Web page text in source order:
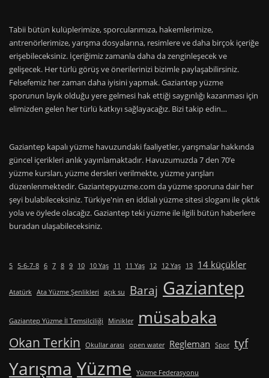
Tabii bütün kulüplerimize, sporcularımıza, hakemlerimize,
antrenörlerimize, yarışma dosyalarına, resimlere ve daha birçok içeriğe
erişebileceksiniz. İçeriğimiz zamanla daha da zenginleşecek ve
gelişecek. Her türlü görüş ve önerilerinizi bizimle paylaşabilirsiniz.
Felsefemiz her zaman daha iyisini yapmak. Gaziantep yüzme
sporunun layık olduğu yere gelmesi hak ettiği saygınlığı kazanması için
elimizden gelen her türlü katkıyı sağlayacağız. Bizi takip edin…
Gaziantep kapalı yüzme havuzundaki faaliyetler, yarışmalar hakkında
güncel içerikleri anlık yayınlamaktadır. Havuzumuzda 7 den 70’e
yüzme kursları, yüzme dersleri verilmekte, yüzme yarışları
düzenlenmektedir. Gaziantepyuzme.com da yüzme sporuna dair her
şeyi bulabileceksiniz. Türkiye'nin en iddialı yüzme sitesi sloganı ile çıktık
yola ve öylede olacağız. Gaziantep teki yüzme ile ilgili bütün haberlere
buradan ulaşabileceksiniz.
5 5-6-7-8 6 7 8 9 10 10 Yaş 11 11 Yaş 12 12 Yaş 13 14 küçükler
Atatürk Ata Yüzme Şenlikleri açık su Baraj Gaziantep
Gaziantep Yüzme İl Temsilciliği Minikler müsabaka
Okan Terkin Okullar arası open water Regleman Spor tyf
Yarışma Yüzme Yüzme Federasyonu